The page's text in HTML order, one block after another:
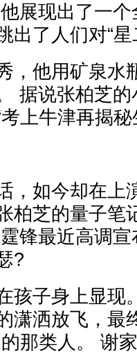
展现出了一
出了人们对“
，他用矿泉水
据说张柏芝
上牛津再揭
，如今却在上
柏芝的量子笔
锋最近高调
?
孩子身上显现
潇洒放飞，最
那类人。 谢